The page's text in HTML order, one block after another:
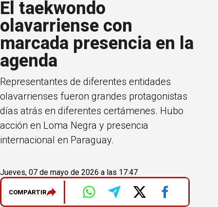
El taekwondo
olavarriense con
marcada presencia en la
agenda
Representantes de diferentes entidades
olavarrienses fueron grandes protagonistas
días atrás en diferentes certámenes. Hubo
acción en Loma Negra y presencia
internacional en Paraguay.
Jueves, 07 de mayo de 2026 a las 17:47
COMPARTIR